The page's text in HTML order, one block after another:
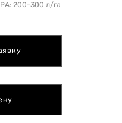
200-300 л/га